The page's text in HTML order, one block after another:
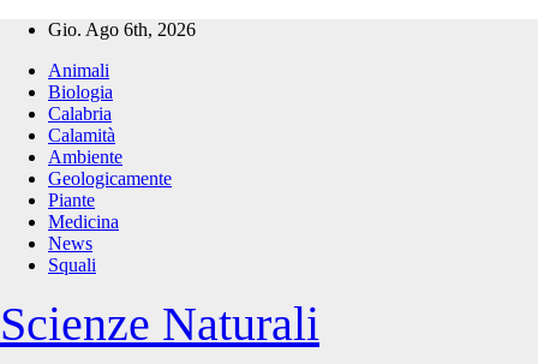
Salta
contenuto
Gio. Ago 6th, 2026
Animali
Biologia
Calabria
Calamità
Ambiente
Geologicamente
Piante
Medicina
News
Squali
Scienze Naturali